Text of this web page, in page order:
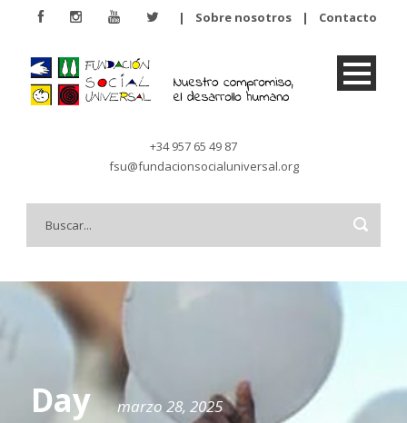
| Sobre nosotros | Contacto
+34 957 65 49 87
fsu@fundacionsocialuniversal.org
Day marzo 28, 2025